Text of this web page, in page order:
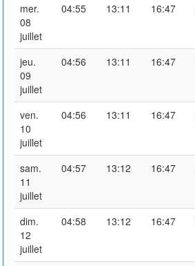
mer.
08
juillet
04:55 13:11 16:47
jeu.
09
juillet
04:56 13:11 16:47
ven.
10
juillet
04:56 13:11 16:47
sam.
11
juillet
04:57 13:12 16:47
dim.
12
juillet
04:58 13:12 16:47